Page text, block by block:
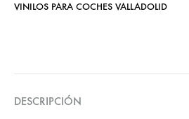
VINILOS PARA COCHES VALLADOLID
DESCRIPCIÓN